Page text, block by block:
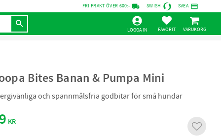
FRI FRAKT ÖVER 600:- local_shipping SWISH SVEA credit_card
LOGGA IN FAVORITER
KUNDVAGN
Bites Banan & Pumpa Mini
och spannmålsfria godbitar för små hundar
KR
Lägg